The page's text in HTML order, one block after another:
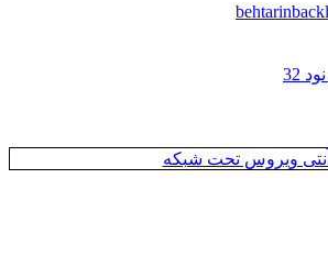
32
آنتی ویروس تحت شبکه